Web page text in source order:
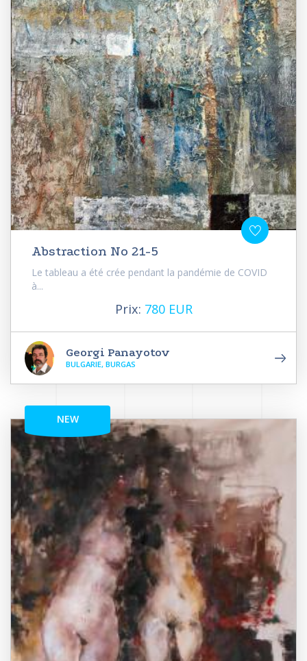
Abstraction No 21-5
Le tableau a été crée pendant la pandémie de COVID
à...
Prix: 780 EUR
Georgi Panayotov
BULGARIE, BURGAS
NEW